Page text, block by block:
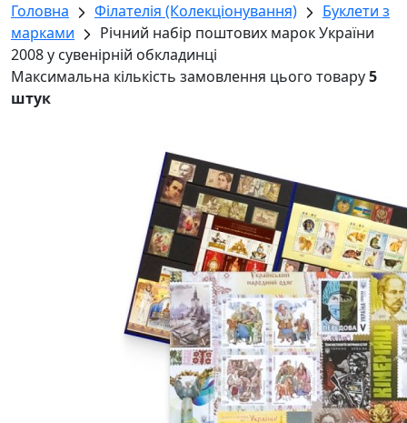
Головна
Філателія (Колекціонування)
Буклети з
марками
Річний набір поштових марок України
2008 у сувенірній обкладинці
Максимальна кількість замовлення цього товару5
штук